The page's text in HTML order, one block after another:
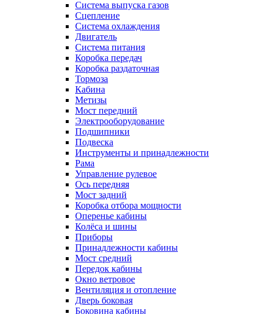
Система выпуска газов
Сцепление
Система охлаждения
Двигатель
Система питания
Коробка передач
Коробка раздаточная
Тормоза
Кабина
Метизы
Мост передний
Электрооборудование
Подшипники
Подвеска
Инструменты и принадлежности
Рама
Управление рулевое
Ось передняя
Мост задний
Коробка отбора мощности
Оперенье кабины
Колёса и шины
Приборы
Принадлежности кабины
Мост средний
Передок кабины
Окно ветровое
Вентиляция и отопление
Дверь боковая
Боковина кабины